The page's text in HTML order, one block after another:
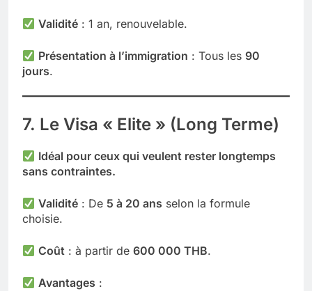
Validité : 1 an, renouvelable.
Présentation à l’immigration : Tous les90
jours.
7. Le Visa « Elite » (Long Terme)
Idéal pour ceux qui veulent rester longtemps
sans contraintes.
Validité : De 5 à 20 ans selon la formule
choisie.
Coût : à partir de600 000 THB.
Avantages :